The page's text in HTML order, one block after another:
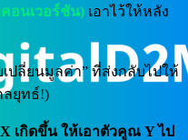
คอนเวอร์ชัน) เอาไว้ให้หลัง
ลี่ยนมูลค่า” ที่ส่งกลับไปให้
ลยุทธ์!)
เกิดขึ้น ให้เอาตัวคูณ Y ไป